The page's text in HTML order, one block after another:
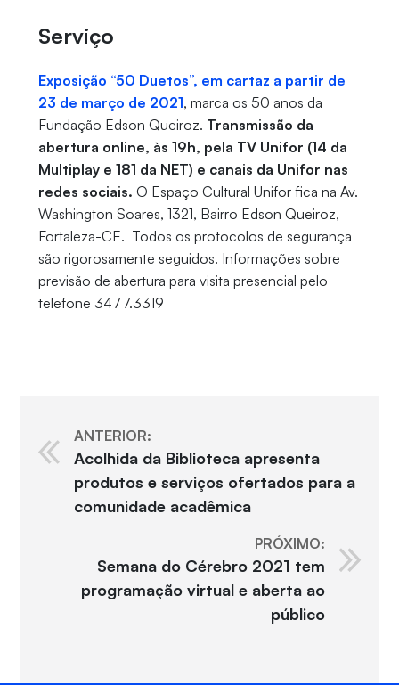
Serviço
Exposição “50 Duetos”, em cartaz a partir de
23 de março de 2021, marca os 50 anos da
Fundação Edson Queiroz. Transmissão da
abertura online, às 19h, pela TV Unifor (14 da
Multiplay e 181 da NET) e canais da Unifor nas
redes sociais. O Espaço Cultural Unifor fica na Av.
Washington Soares, 1321, Bairro Edson Queiroz,
Fortaleza-CE. Todos os protocolos de segurança
são rigorosamente seguidos. Informações sobre
previsão de abertura para visita presencial pelo
telefone 3477.3319
ANTERIOR:
Acolhida da Biblioteca apresenta
produtos e serviços ofertados para a
comunidade acadêmica
PRÓXIMO:
Semana do Cérebro 2021 tem
programação virtual e aberta ao
público